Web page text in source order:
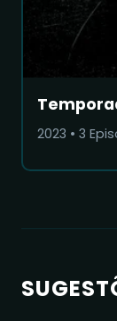
2023 • 3